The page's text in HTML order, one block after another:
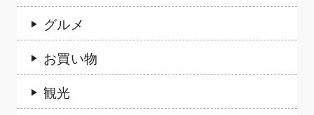
グルメ
お買い物
観光